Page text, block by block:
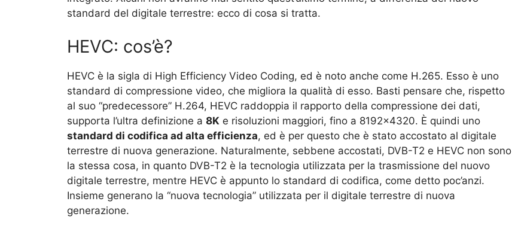
standard del digitale terrestre: ecco di cosa si tratta.
HEVC: cos’è?
HEVC è la sigla di High Efficiency Video Coding, ed è noto anche come H.265. Esso è uno
standard di compressione video, che migliora la qualità di esso. Basti pensare che, rispetto
al suo “predecessore” H.264, HEVC raddoppia il rapporto della compressione dei dati,
supporta l’ultra definizione a 8K e risoluzioni maggiori, fino a 8192×4320. È quindi uno
standard di codifica ad alta efficienza, ed è per questo che è stato accostato al digitale
terrestre di nuova generazione. Naturalmente, sebbene accostati, DVB-T2 e HEVC non sono
la stessa cosa, in quanto DVB-T2 è la tecnologia utilizzata per la trasmissione del nuovo
digitale terrestre, mentre HEVC è appunto lo standard di codifica, come detto poc’anzi.
Insieme generano la “nuova tecnologia” utilizzata per il digitale terrestre di nuova
generazione.